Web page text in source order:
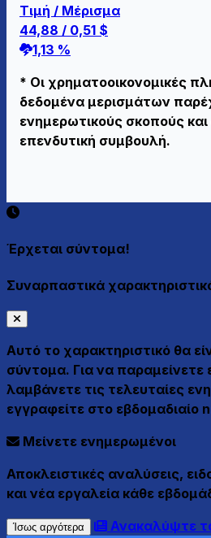
Τιμή / Μέρισμα
44,88 / 0,51 $
1,13 %
* Οι χρηματοοικονομικές
δεδομένα μερισμάτων
ενημερωτικούς σκοπούς
επενδυτική συμβουλή.
Έρχεται σύντομα!
Συναρπαστικά
Αυτό το χαρακτηριστικό θα
σύντομα. Για να παραμείνετε
λαμβάνετε τις τελευταίες
εγγραφείτε στο εβδομαδιαίο
Μείνετε ενημερωμένοι
Αποκλειστικές αναλύσεις,
και νέα εργαλεία κάθε
Ίσως αργότερα Ανακαλύψτε